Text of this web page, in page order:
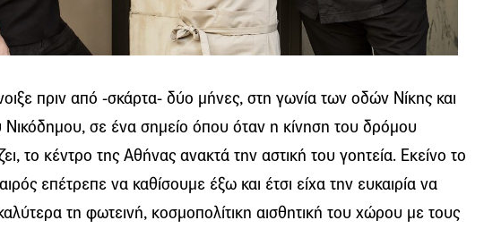
πριν από -σκάρτα- δύο μήνες, στη γωνία των οδών Νίκης και
σε ένα σημείο όπου όταν η κίνηση του δρόμου
το κέντρο της Αθήνας ανακτά την αστική του γοητεία. Εκείνο το
επέτρεπε να καθίσουμε έξω και έτσι είχα την ευκαιρία να
τη φωτεινή, κοσμοπολίτικη αισθητική του χώρου με τους